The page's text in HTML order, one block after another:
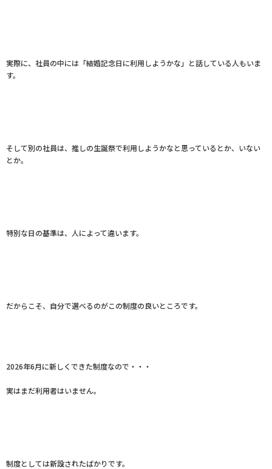
実際に、社員の中には「結婚記念日に利用しようかな」と話している人もいま
す。
そして別の社員は、推しの生誕祭で利用しようかなと思っているとか、いない
とか。
特別な日の基準は、人によって違います。
だからこそ、自分で選べるのがこの制度の良いところです。
2026年6月に新しくできた制度なので・・・
実はまだ利用者はいません。
制度としては新設されたばかりです。